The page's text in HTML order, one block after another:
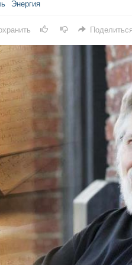
Энергия